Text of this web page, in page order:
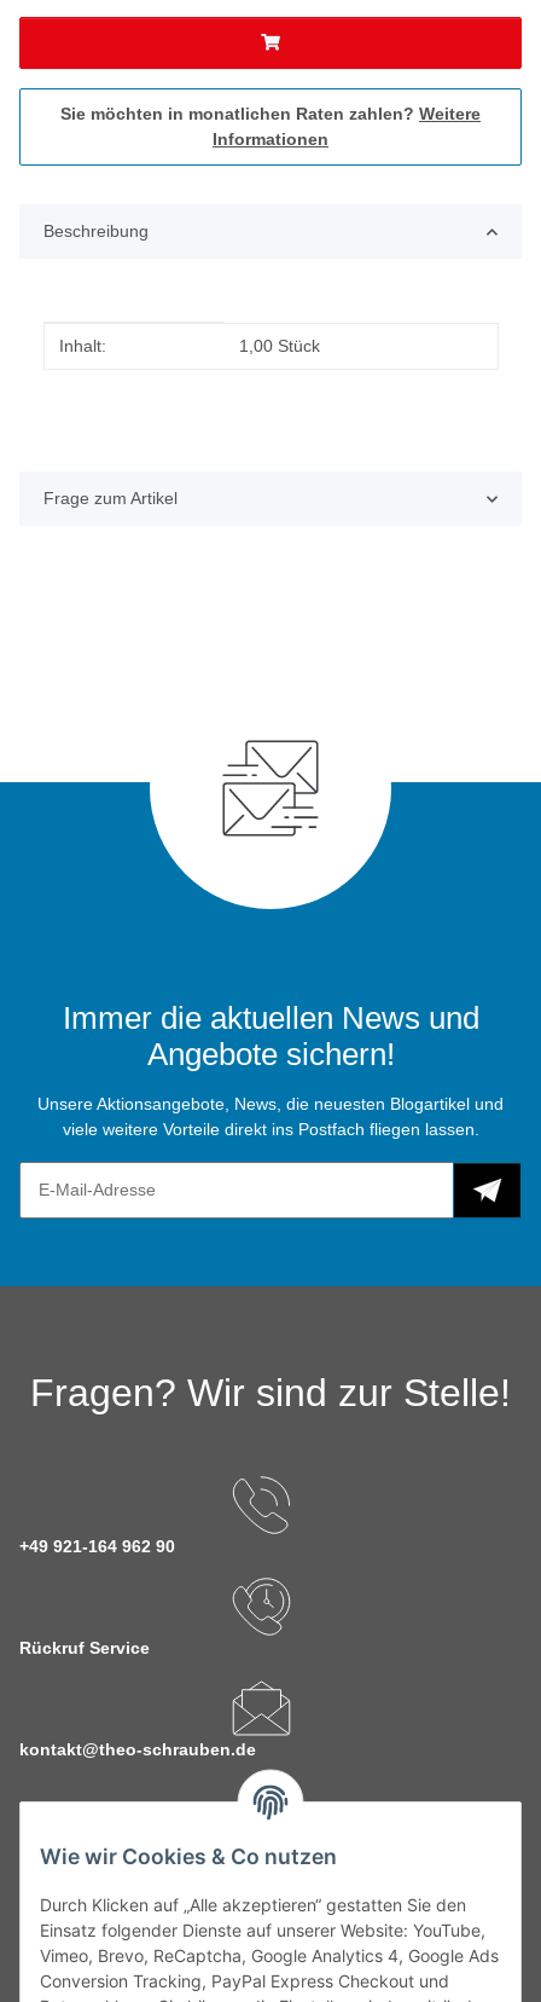
Wie wir Cookies & Co nutzen
Durch Klicken auf „Alle akzeptieren“ gestatten Sie den
Einsatz folgender Dienste auf unserer Website: YouTube,
Vimeo, Brevo, ReCaptcha, Google Analytics 4, Google Ads
Conversion Tracking, PayPal Express Checkout und
Sie möchten in monatlichen Raten zahlen? Weitere
Informationen
Beschreibung
Produkteigenschaft
Wert
Inhalt: 1,00 Stück
Frage zum Artikel
Immer die aktuellen News und
Angebote sichern!
Unsere Aktionsangebote, News, die neuesten Blogartikel und
viele weitere Vorteile direkt ins Postfach fliegen lassen.
Fragen? Wir sind zur Stelle!
+49 921-164 962 90
Rückruf Service
kontakt@theo-schrauben.de
Service
Gesetzliche Informationen